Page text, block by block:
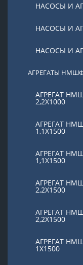
НАСОСЫ И
НАСОСЫ И
НАСОСЫ И
АГРЕГАТЫ
АГРЕГАТ
2,2Х1000
АГРЕГАТ
1,1Х1500
АГРЕГАТ
1,1Х1500
АГРЕГАТ
2,2Х1500
АГРЕГАТ
2,2Х1500
АГРЕГАТ
1Х1500